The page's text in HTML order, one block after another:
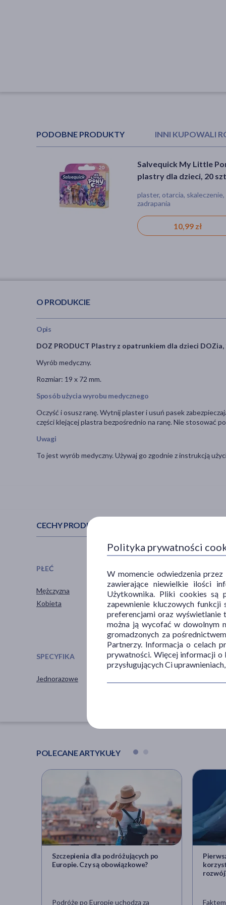
PODOBNE PRODUKTY INNI KUPOWALI
Salvequick My Little
plastry dla dzieci, 20 szt.
plaster, otarcia, skaleczenie,
zadrapania
10,99 zł
DOZ PRODUCT
opatrunkiem, neonowe,
materiały opatrunkowe,
medyczny, plaster, opatrunek,
4,99 zł
O PRODUKCIE
Opis
DOZ PRODUCT Plastry z opatrunkiem dla dzieci DOZia,
Wyrób medyczny.
Rozmiar: 19 x 72 mm.
Sposób użycia wyrobu medycznego
Oczyść i osusz ranę. Wytnij plaster i usuń pasek
części klejącej plastra bezpośrednio na ranę. Nie stosować
Uwagi
To jest wyrób medyczny. Używaj go zgodnie z instrukcją
CECHY PRODUKTU
PŁEĆ
Mężczyzna
Kobieta
dla dzieci
dla młodzieży
SPECYFIKA
Jednorazowe
PORA STOSOWANIA
POLECANE ARTYKUŁY
Szczepienia dla podróżujących po
Europie. Czy są obowiązkowe?
Podróże po Europie uchodzą za
Polityka prywatności
W momencie odwiedzenia
zawierające niewielkie ilości
Użytkownika. Pliki cookies są
zapewnienie kluczowych funkcji
preferencjami oraz wyświetlanie
można ją wycofać w dowolnym
gromadzonych za
Partnerzy. Informacja o celach
prywatności. Więcej informacji o
przysługujących Ci